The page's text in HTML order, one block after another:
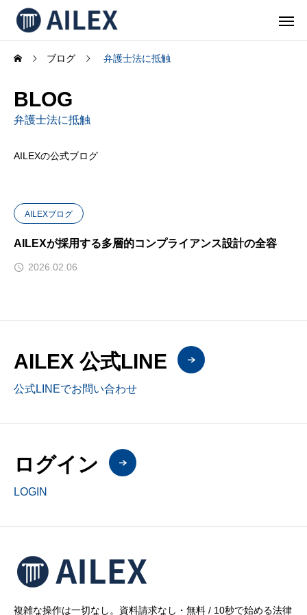
ブログ 弁護士法に抵触
BLOG
弁護士法に抵触
AILEXの公式ブログ
AILEXブログ
AILEXが採用する多層的コンプライアンス設計の全容
2026.02.06
AILEX 公式LINE
公式LINEでお問い合わせ
ログイン
LOGIN
複雑な操作は一切なし。資料請求なし・無料 / 10秒で始める法律